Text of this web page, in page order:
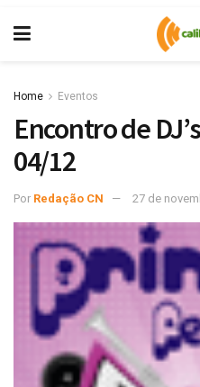
Home Eventos
Encontro de
04/12
Por Redação CN 27 de